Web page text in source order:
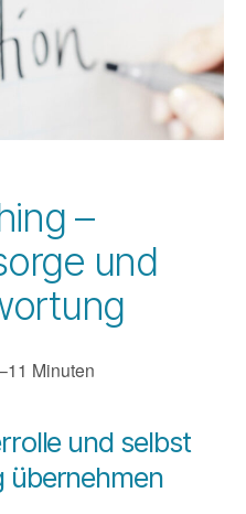
–
und
Minuten
und selbst
übernehmen